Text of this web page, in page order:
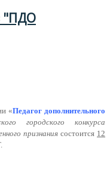
"ПДО
«Педагог дополнительного
городского конкурса
признаниясостоится 12